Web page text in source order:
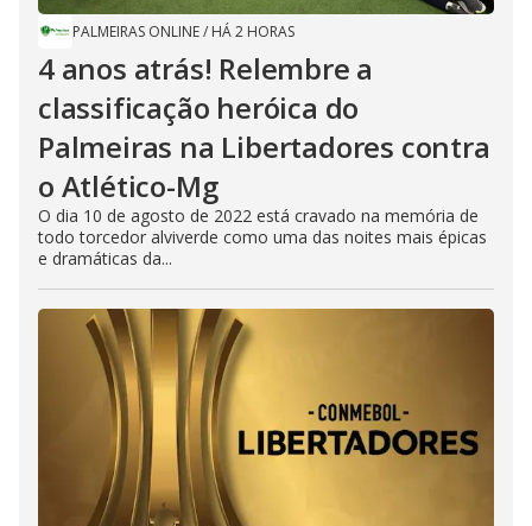
PALMEIRAS ONLINE/ HÁ 2 HORAS
4 anos atrás! Relembre a
classificação heróica do
Palmeiras na Libertadores contra
o Atlético-Mg
O dia 10 de agosto de 2022 está cravado na memória de
todo torcedor alviverde como uma das noites mais épicas
e dramáticas da...